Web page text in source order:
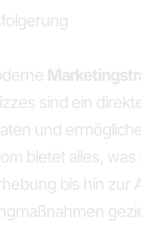
sind ein
und
bietet alles,
bis hin zur